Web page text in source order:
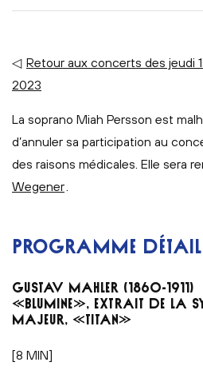
◁ Retour aux concerts des jeudi
2023
La soprano Miah Persson est
d’annuler sa participation au
des raisons médicales. Elle sera
Wegener
PROGRAMME
GUSTAV MAHLER (1860-1911)
«BLUMINE», EXTRAIT DE LA
MAJEUR, «TITAN»
[8 MIN]